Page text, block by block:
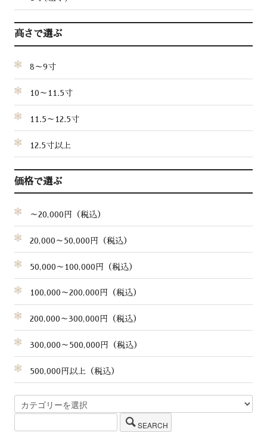
高さで選ぶ
8～9寸
10～11.5寸
11.5～12.5寸
12.5寸以上
価格で選ぶ
～20,000円（税込）
20,000～50,000円（税込）
50,000～100,000円（税込）
100,000～200,000円（税込）
200,000～300,000円（税込）
300,000～500,000円（税込）
500,000円以上（税込）
SEARCH